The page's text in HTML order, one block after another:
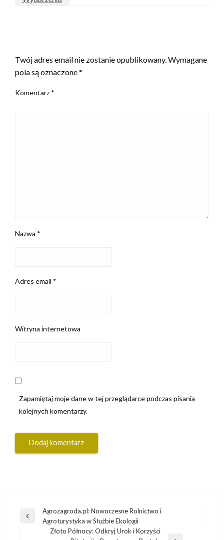
Twój adres email nie zostanie opublikowany. Wymagane
pola są oznaczone*
Komentarz *
Nazwa *
Adres email *
Witryna internetowa
Zapamiętaj moje dane w tej przeglądarce podczas pisania
kolejnych komentarzy.
Nawigacja
wpisu
Poprzedni
Agrozagroda.pl: Nowoczesne Rolnictwo i
Agroturystyka w Służbie Ekologii
Złoto Północy: Odkryj Urok i Korzyści